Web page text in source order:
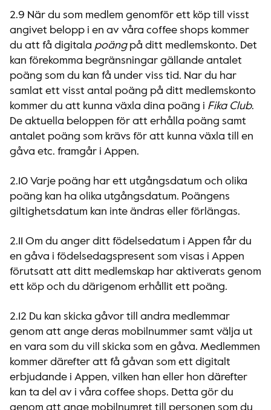
2.9 När du som medlem genomför ett köp till visst
angivet belopp i en av våra coffee shops kommer
du att få digitala poängpå ditt medlemskonto. Det
kan förekomma begränsningar gällande antalet
poäng som du kan få under viss tid. Nar du har
samlat ett visst antal poäng på ditt medlemskonto
kommer du att kunna växla dina poäng i Fika Club.
De aktuella beloppen för att erhålla poäng samt
antalet poäng som krävs för att kunna växla till en
gåva etc. framgår i Appen.
2.10 Varje poäng har ett utgångsdatum och olika
poäng kan ha olika utgångsdatum. Poängens
giltighetsdatum kan inte ändras eller förlängas.
2.11 Om du anger ditt födelsedatum i Appen får du
en gåva i födelsedagspresent som visas i Appen
förutsatt att ditt medlemskap har aktiverats genom
ett köp och du därigenom erhållit ett poäng.
2.12 Du kan skicka gåvor till andra medlemmar
genom att ange deras mobilnummer samt välja ut
en vara som du vill skicka som en gåva. Medlemmen
kommer därefter att få gåvan som ett digitalt
erbjudande i Appen, vilken han eller hon därefter
kan ta del av i våra coffee shops. Detta gör du
genom att ange mobilnumret till personen som du